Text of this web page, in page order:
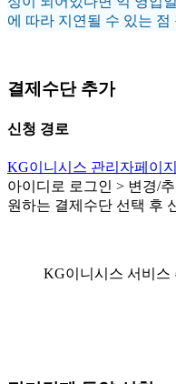
에 따라 지연될 수 있는 점
결제수단 추가
신청 경로
KG이니시스 관리자페이
아이디로 로그인 > 변경/
원하는 결제수단 선택 후
KG이니시스 서비스